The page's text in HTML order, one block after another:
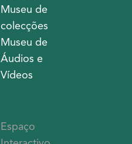
Museu de
colecções
Museu de
Áudios e
Vídeos
Espaço